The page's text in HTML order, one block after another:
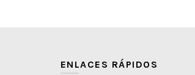
ENLACES RÁPIDOS